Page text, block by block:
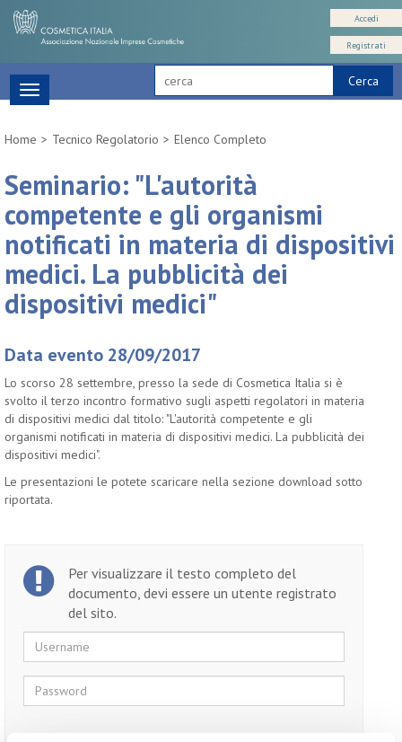
Cerca
Accedi
Registrati
Toggle
navigation
Home
Tecnico Regolatorio Elenco Completo
Seminario: "L'autorità
competente e gli organismi
notificati in materia di dispositivi
medici. La pubblicità dei
dispositivi medici"
Data evento 28/09/2017
Lo scorso 28 settembre, presso la sede di Cosmetica Italia si è
svolto il terzo incontro formativo sugli aspetti regolatori in materia
di dispositivi medici dal titolo: "L'autorità competente e gli
organismi notificati in materia di dispositivi medici. La pubblicità dei
dispositivi medici".
Le presentazioni le potete scaricare nella sezione download sotto
riportata.
Per visualizzare il testo completo del
documento, devi essere un utente registrato
del sito.
Username
Password